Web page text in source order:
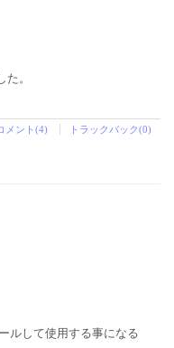
。
メント(4) トラックバック(0)
ルして使用する事になる